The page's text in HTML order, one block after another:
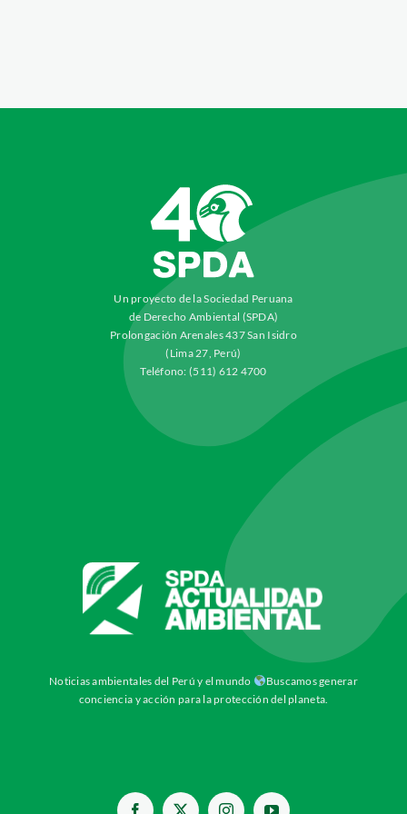
Un proyecto de la Sociedad Peruana
de Derecho Ambiental (SPDA)
Prolongación Arenales 437 San Isidro
(Lima 27, Perú)
Teléfono: (511) 612 4700
Noticias ambientales del Perú y el mundo
Buscamos generar
conciencia y acción para la protección del planeta.